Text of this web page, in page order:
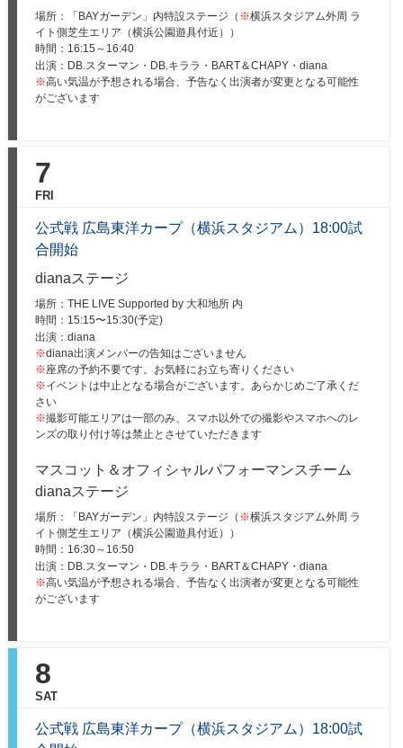
場所：「BAYガーデン」内特設ステージ（ ※横浜スタジアム外周 ラ
イト側芝生エリア（横浜公園遊具付近））
時間： 16:15～16:40
出演：DB.スターマン・DB.キララ・BART＆CHAPY・diana
※高い気温が予想される場合、予告なく出演者が変更となる可能性
がございます
7
FRI
公式戦 広島東洋カープ（横浜スタジアム）18:00試
合開始
dianaステージ
場所：THE LIVE Supported by 大和地所 内
時間： 15:15〜15:30(予定)
出演：diana
※diana出演メンバーの告知はございません
※座席の予約不要です。お気軽にお立ち寄りください
※イベントは中止となる場合がございます。あらかじめご了承くだ
さい
※撮影可能エリアは一部のみ、スマホ以外での撮影やスマホへのレ
ンズの取り付け等は禁止とさせていただきます
マスコット＆オフィシャルパフォーマンスチーム
dianaステージ
場所：「BAYガーデン」内特設ステージ（ ※横浜スタジアム外周 ラ
イト側芝生エリア（横浜公園遊具付近））
時間： 16:30～16:50
出演：DB.スターマン・DB.キララ・BART＆CHAPY・diana
※高い気温が予想される場合、予告なく出演者が変更となる可能性
がございます
8
SAT
公式戦 広島東洋カープ（横浜スタジアム）18:00試